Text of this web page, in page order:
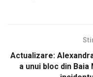
Actualizare:
a unui bloc din